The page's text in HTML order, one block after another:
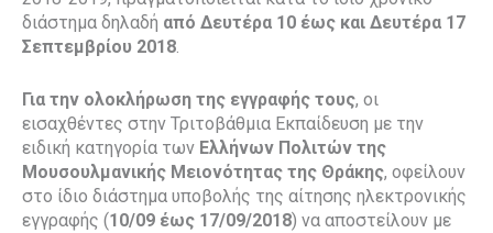
διάστημα δηλαδή από Δευτέρα 10 έως και Δευτέρα 17
Σεπτεμβρίου 2018.
Για την ολοκλήρωση της εγγραφής τους, οι
εισαχθέντες στην Τριτοβάθμια Εκπαίδευση με την
ειδική κατηγορία των Ελλήνων Πολιτών της
Μουσουλμανικής Μειονότητας της Θράκης, οφείλουν
στο ίδιο διάστημα υποβολής της αίτησης ηλεκτρονικής
εγγραφής (10/09 έως 17/09/2018) να αποστείλουν με